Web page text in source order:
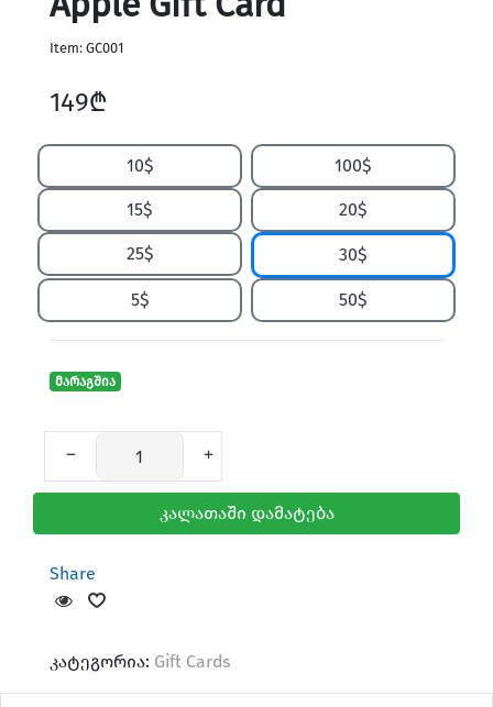
Item: GC001
149₾
10$ 100$
15$ 20$
25$ 30$
5$ 50$
მარაგშია
კალათაში დამატება
Share
კატეგორია: Gift Cards